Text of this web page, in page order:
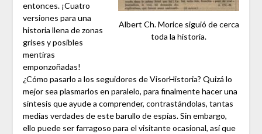
Albert Ch. Morice siguió de cerca
toda la historia.
entonces. ¡Cuatro
versiones para una
historia llena de zonas
grises y posibles
mentiras
emponzoñadas!
¿Cómo pasarlo a los seguidores de VisorHistoria? Quizá lo
mejor sea plasmarlos en paralelo, para finalmente hacer una
síntesis que ayude a comprender, contrastándolas, tantas
medias verdades de este barullo de espías. Sin embargo,
ello puede ser farragoso para el visitante ocasional, así que